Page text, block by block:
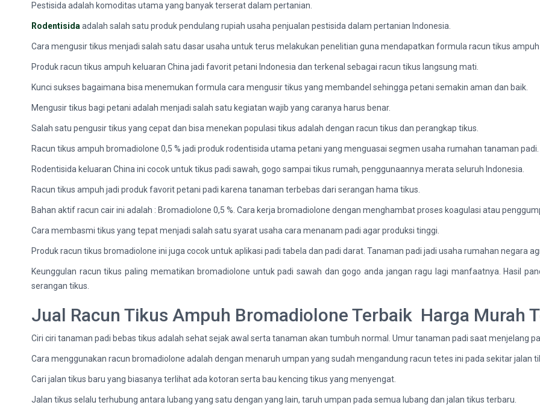
Pestisida adalah komoditas utama yang banyak terserat dalam pertanian.
Rodentisida adalah salah satu produk pendulang rupiah usaha penjualan pestisida dalam pertanian Indonesia.
Cara mengusir tikus menjadi salah satu dasar usaha untuk terus melakukan penelitian guna mendapatkan formula racun tikus ampuh
Produk racun tikus ampuh keluaran China jadi favorit petani Indonesia dan terkenal sebagai racun tikus langsung mati.
Kunci sukses bagaimana bisa menemukan formula cara mengusir tikus yang membandel sehingga petani semakin aman dan baik.
Mengusir tikus bagi petani adalah menjadi salah satu kegiatan wajib yang caranya harus benar.
Salah satu pengusir tikus yang cepat dan bisa menekan populasi tikus adalah dengan racun tikus dan perangkap tikus.
Racun tikus ampuh bromadiolone 0,5 % jadi produk rodentisida utama petani yang menguasai segmen usaha rumahan tanaman padi.
Rodentisida keluaran China ini cocok untuk tikus padi sawah, gogo sampai tikus rumah, penggunaannya merata seluruh Indonesia.
Racun tikus ampuh jadi produk favorit petani padi karena tanaman terbebas dari serangan hama tikus.
Bahan aktif racun cair ini adalah : Bromadiolone 0,5 %. Cara kerja bromadiolone dengan menghambat proses koagulasi atau
Cara membasmi tikus yang tepat menjadi salah satu syarat usaha cara menanam padi agar produksi tinggi.
Produk racun tikus bromadiolone ini juga cocok untuk aplikasi padi tabela dan padi darat. Tanaman padi jadi usaha rumahan negara
Keunggulan racun tikus paling mematikan bromadiolone untuk padi sawah dan gogo anda jangan ragu lagi manfaatnya. Hasil
serangan tikus.
Jual Racun Tikus Ampuh Bromadiolone Terbaik Harga Murah
Ciri ciri tanaman padi bebas tikus adalah sehat sejak awal serta tanaman akan tumbuh normal. Umur tanaman padi saat menjelang
Cara menggunakan racun bromadiolone adalah dengan menaruh umpan yang sudah mengandung racun tetes ini pada sekitar jalan
Cari jalan tikus baru yang biasanya terlihat ada kotoran serta bau kencing tikus yang menyengat.
Jalan tikus selalu terhubung antara lubang yang satu dengan yang lain, taruh umpan pada semua lubang dan jalan tikus terbaru.